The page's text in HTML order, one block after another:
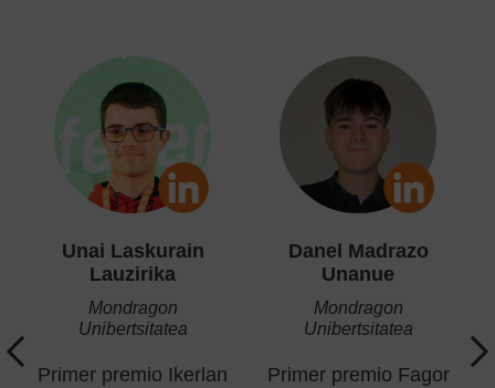
Unai Laskurain
Lauzirika
Mondragon
Unibertsitatea
Primer premio Ikerlan
Danel Madrazo
Unanue
Mondragon
Unibertsitatea
Primer premio Fagor